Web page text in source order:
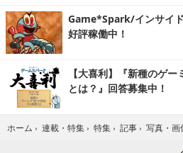
Game*Spark/インサイ
好評稼働中！
【大喜利】『新種のゲ
とは？』回答募集中！
ホーム › 連載・特集 › 特集 › 記事 › 写真・画